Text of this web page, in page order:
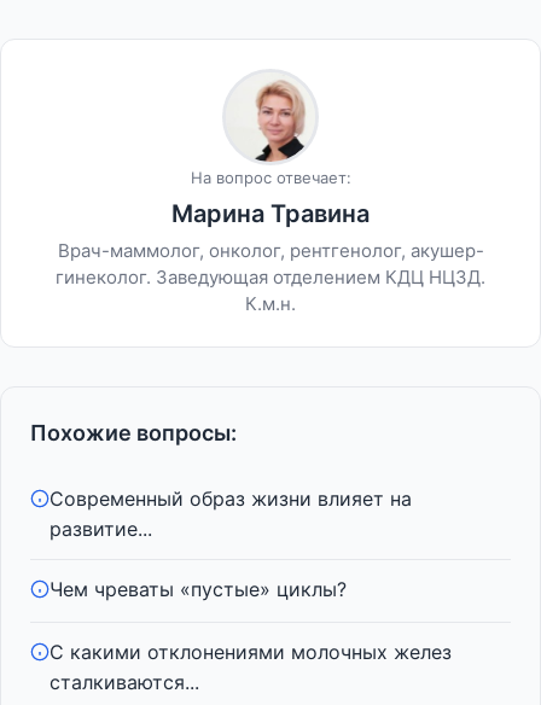
На вопрос отвечает:
Марина Травина
Врач-маммолог, онколог, рентгенолог, акушер-
гинеколог. Заведующая отделением КДЦ НЦЗД.
К.м.н.
Похожие вопросы:
Современный образ жизни влияет на
развитие...
Чем чреваты «пустые» циклы?
С какими отклонениями молочных желез
сталкиваются...